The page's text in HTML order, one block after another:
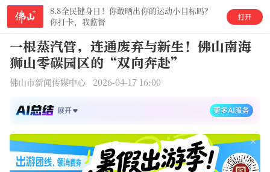
8.8全民健身日！你敢晒出你的运动小目标吗？
你打卡，我监督
一根蒸汽管，连通废弃与新生！佛山南海
狮山零碳园区的“双向奔赴”
佛山市新闻传媒中心 2026-04-17 16:00